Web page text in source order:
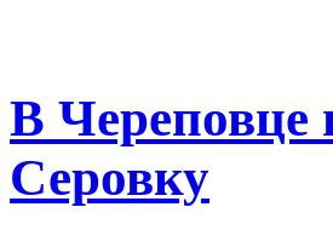
В Череповце
Серовку